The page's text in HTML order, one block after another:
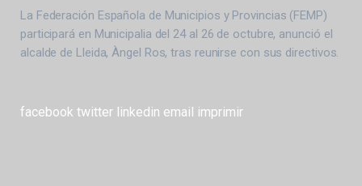
La Federación Española de Municipios y Provincias (FEMP)
participará en Municipalia del 24 al 26 de octubre, anunció el
alcalde de Lleida, Àngel Ros, tras reunirse con sus directivos.
facebook twitter linkedin email imprimir